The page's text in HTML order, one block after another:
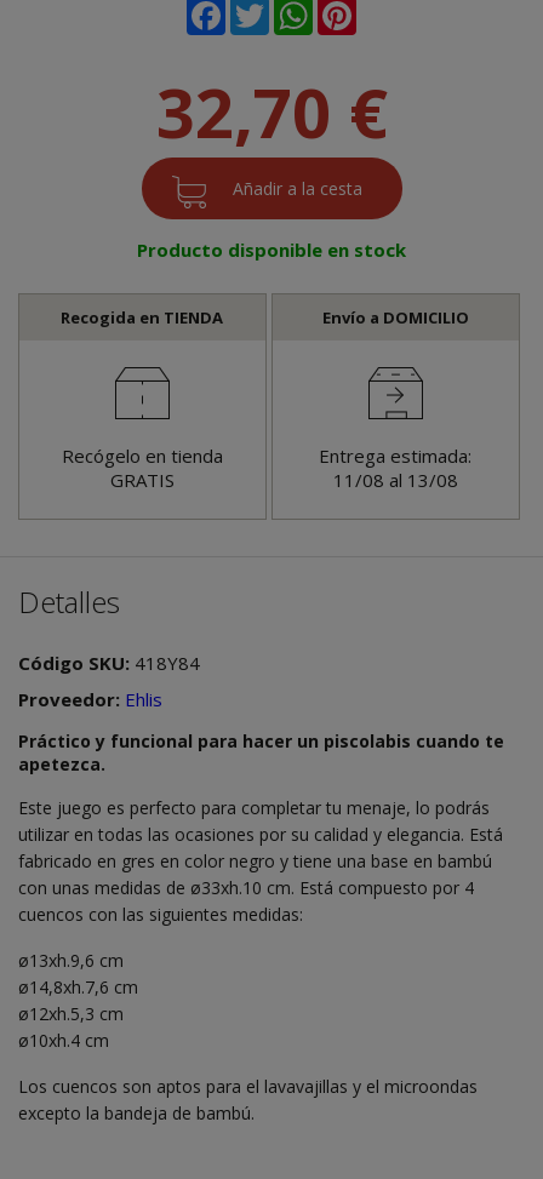
32,70 €
Producto disponible en stock
Recogida en TIENDA
Recógelo en tienda
GRATIS
Envío a DOMICILIO
Entrega estimada:
11/08 al 13/08
Detalles
Código SKU: 418Y84
Proveedor: Ehlis
Práctico y funcional para hacer un piscolabis cuando te
apetezca.
Este juego es perfecto para completar tu menaje, lo podrás
utilizar en todas las ocasiones por su calidad y elegancia. Está
fabricado en gres en color negro y tiene una base en bambú
con unas medidas de ø33xh.10 cm. Está compuesto por 4
cuencos con las siguientes medidas:
ø13xh.9,6 cm
ø14,8xh.7,6 cm
ø12xh.5,3 cm
ø10xh.4 cm
Los cuencos son aptos para el lavavajillas y el microondas
excepto la bandeja de bambú.